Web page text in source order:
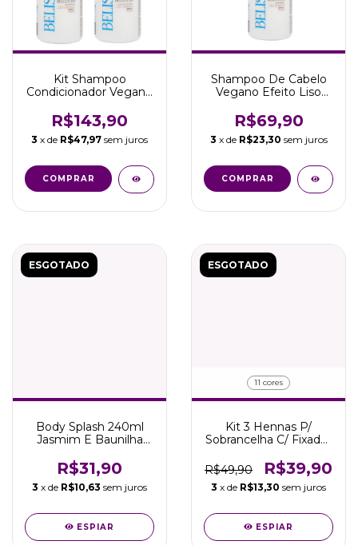
Kit Shampoo
Condicionador Vegano
Belissè
R$143,90
3 x de R$47,97 sem juros
Shampoo De Cabelo
Vegano Efeito Liso
R$69,90
3 x de R$23,30 sem juros
ESGOTADO
Body Splash 240ml
Jasmim E Baunilha
Aromas
R$31,90
3 x de R$10,63 sem juros
ESPIAR
ESGOTADO
11 cores
Kit 3 Hennas P/
Sobrancelha C/ Fixador
R$49,90
R$39,90
3 x de R$13,30 sem juros
ESPIAR